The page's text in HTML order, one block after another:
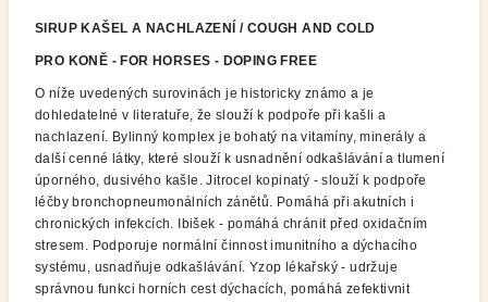
SIRUP KAŠEL A NACHLAZENÍ / COUGH AND COLD
PRO KONĚ - FOR HORSES - DOPING FREE
O níže uvedených surovinách je historicky známo a je
dohledatelné v literatuře, že slouží k podpoře při kašli a
nachlazení. Bylinný komplex je bohatý na vitamíny, minerály a
další cenné látky, které slouží k usnadnění odkašlávání a tlumení
úporného, dusivého kašle. Jitrocel kopinatý - slouží k podpoře
léčby bronchopneumonálních zánětů. Pomáhá při akutních i
chronických infekcích. Ibišek - pomáhá chránit před oxidačním
stresem. Podporuje normální činnost imunitního a dýchacího
systému, usnadňuje odkašlávání. Yzop lékařský - udržuje
správnou funkci horních cest dýchacích, pomáhá zefektivnit